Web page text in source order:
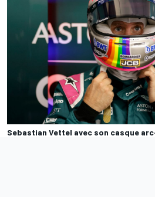
Sebastian Vettel avec son casque